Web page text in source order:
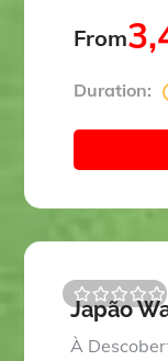
From
Duration:
0
o
u
5
Japão
À